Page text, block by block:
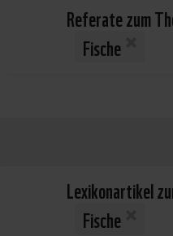
Referate zum
Fische
Lexikonartikel
Fische